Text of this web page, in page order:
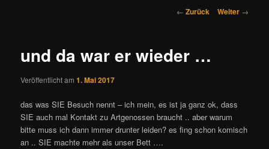
Beitrags-
← Zurück Weiter →
und da war er wieder …
Veröffentlicht am1. Mai 2017
das was SIE Besuch nennt – ich mein, es ist ja ganz ok, dass
SIE auch mal Kontakt zu Artgenossen braucht .. aber warum
bitte muss ich dann immer drunter leiden? es fing schon komisch
an .. SIE machte mehr als unser Bett ….